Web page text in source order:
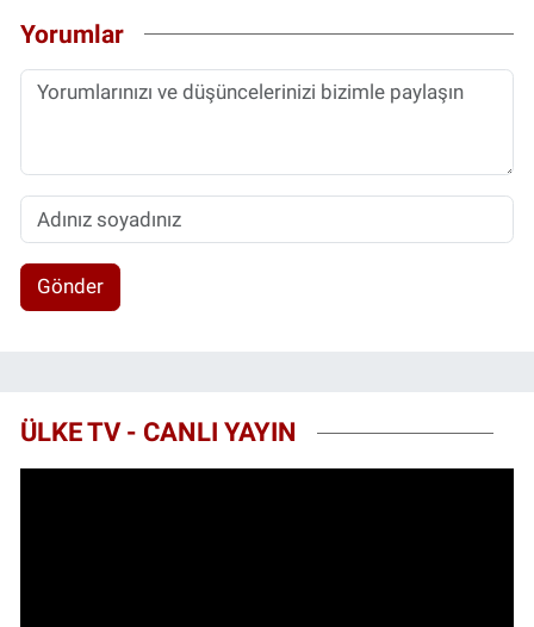
Yorumlar
Gönder
ÜLKE TV - CANLI YAYIN